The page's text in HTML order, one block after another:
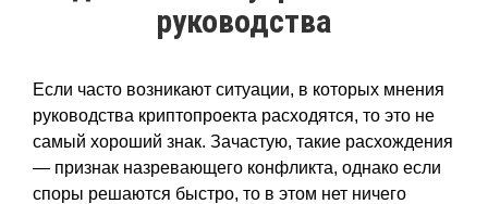
руководства
Если часто возникают ситуации, в которых мнения
руководства криптопроекта расходятся, то это не
самый хороший знак. Зачастую, такие расхождения
— признак назревающего конфликта, однако если
споры решаются быстро, то в этом нет ничего